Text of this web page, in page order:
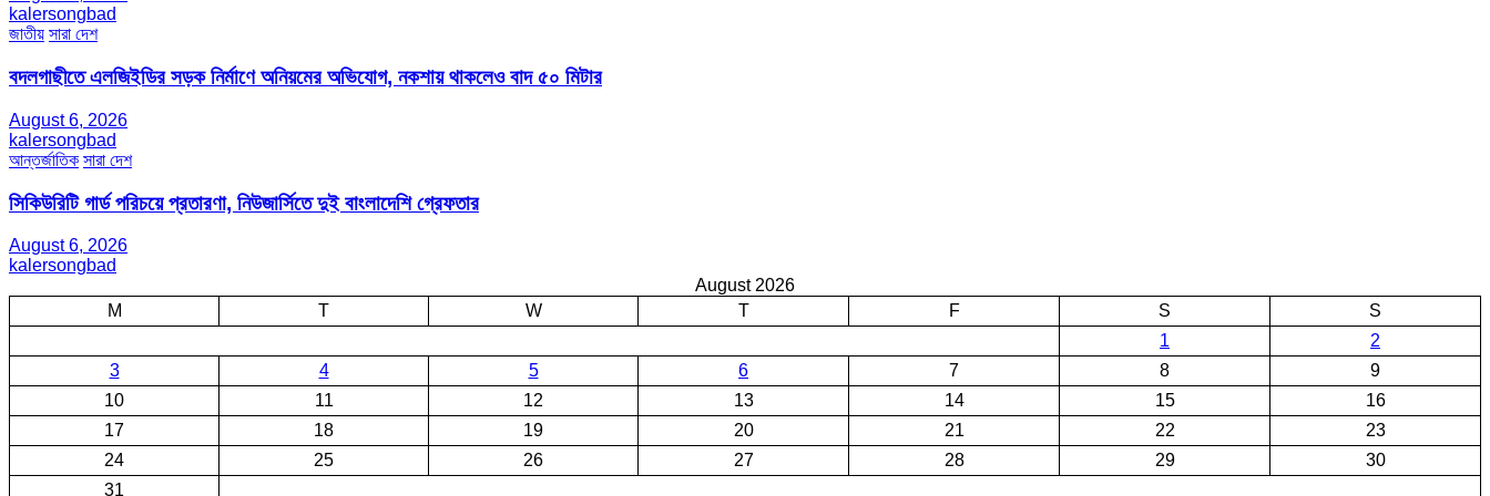
kalersongbad
জাতীয় সারা দেশ
বদলগাছীতে এলজিইডির সড়ক নির্মাণে অনিয়মের অভিযোগ, নকশায় থাকলেও বাদ ৫০ মিটার
August 6, 2026
kalersongbad
আন্তর্জাতিক সারা দেশ
সিকিউরিটি গার্ড পরিচয়ে প্রতারণা, নিউজার্সিতে দুই বাংলাদেশি গ্রেফতার
August 6, 2026
kalersongbad
August 2026
M
T W T F S
S
1
2
3
4 5 6 7 8
9
10
11 12 13 14 15
16
17
18 19 20 21 22
23
24
25 26 27 28 29
30
31